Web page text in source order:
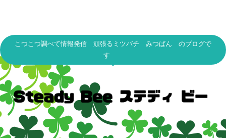
こつこつ調べて情報発信 頑張るミツバチ みつばん のブログで
す